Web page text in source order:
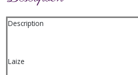
Description
Laize